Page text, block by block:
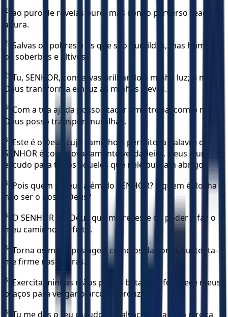
27 ao puro de revelas puro, mas com o perverso reages à
altura.
28 Salvas os pobres e os que são humildes, mas humilhas
os soberbos e altivos.
29 Tu, SENHOR, conservas brilhando a minha luz; o meu
Deus transforma em luz as minhas trevas.
30 Com a tua ajuda posso atacar uma tropa; com o meu
Deus posso transpor muralhas.
31
Este é o Deus cujo caminho é perfeito; a palavra do
SENHOR é comprovadamente verdadeira. Deus é um
escudo para todos aqueles que nele buscam abrigo.
32 Pois quem é Deus além do SENHOR? E quem é Rocha a
não ser o nosso Deus?
33 O SENHOR é o Deus que me reveste de poder e faz o
meu caminho perfeito.
34 Torna os meus pés ágeis como os da corça, sustenta-
me firme nas alturas.
35 Exercita minhas mãos para a batalha e fortalece meus
braços para vergar o arco de bronze.
36